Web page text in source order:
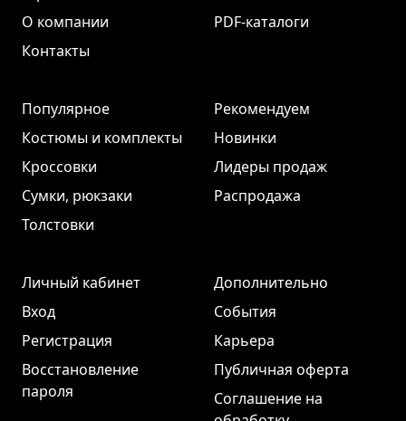
О компании
Контакты
PDF-каталоги
Популярное
Костюмы и комплекты
Кроссовки
Сумки, рюкзаки
Толстовки
Рекомендуем
Новинки
Лидеры продаж
Распродажа
Личный кабинет
Вход
Регистрация
Восстановление
пароля
Дополнительно
События
Карьера
Публичная оферта
Соглашение на